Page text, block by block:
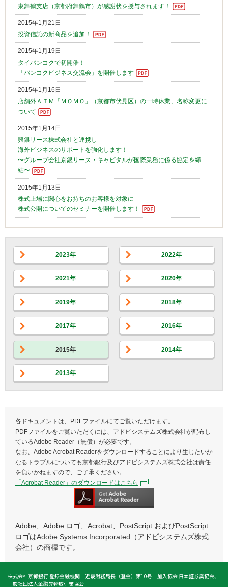
東舞鶴支店（京都府舞鶴市）が感謝状を授与されます！
2015年1月21日
投資信託の新商品を追加！
2015年1月19日
タイバンコクで初開催！
「バンコクビジネス交流会」を開催します
2015年1月16日
店舗外ＡＴＭ「ＭＯＭＯ」（京都市伏見区）の一時休業、名称変更に
ついて
2015年1月14日
興銀リース株式会社と連携し
海外ビジネスのサポートを強化します！
〜グループ会社京銀リース・キャピタルが国際業務に係る協定を締
結〜
2015年1月13日
株式上場に関心をお持ちのお客様を対象に
株式公開についてのセミナーを開催します！
2023年 2022年
2021年 2020年
2019年 2018年
2017年 2016年
2015年 2014年
2013年
各ドキュメントは、PDFファイルにてご覧いただけます。
PDFファイルをご覧いただくには、アドビシステムズ株式会社が配布し
ているAdobe Reader（無償）が必要です。
なお、Adobe Acrobat Readerをダウンロードすることにより生じたいか
なるトラブルについても京都銀行及びアドビシステムズ株式会社は責任
を負いかねますので、ご了承ください。
「Acrobat Reader」のダウンロードはこちら
Adobe、Adobe ロゴ、Acrobat、PostScript およびPostScript
ロゴはAdobe Systems Incorporated（アドビシステムズ株式
会社）の商標です。
株式会社京都銀行 登録金融機関 近畿財務局長（登金）第10号 加入協会 日本証券業協会、
一般社団法人金融先物取引業協会